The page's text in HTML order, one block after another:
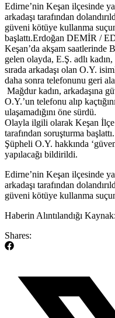
Edirne’nin Keşan ilçesinde
arkadaşı tarafından
güveni kötüye kullanma
başlattı.Erdoğan DEMİR /
Keşan’da akşam saatlerinde
gelen olayda, E.Ş. adlı
sırada arkadaşı olan O.Y.
daha sonra telefonunu geri
Mağdur kadın, arkadaşına
O.Y.’un telefonu alıp
ulaşamadığını öne sürdü.
Olayla ilgili olarak Keşan
tarafından soruşturma başlattı.
Şüpheli O.Y. hakkında
yapılacağı bildirildi.
​Edirne’nin Keşan ilçesinde
arkadaşı tarafından
güveni kötüye kullanma
​Haberin Alıntılandığı
Shares: